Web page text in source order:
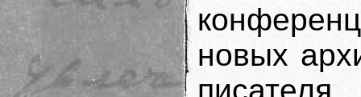
новых